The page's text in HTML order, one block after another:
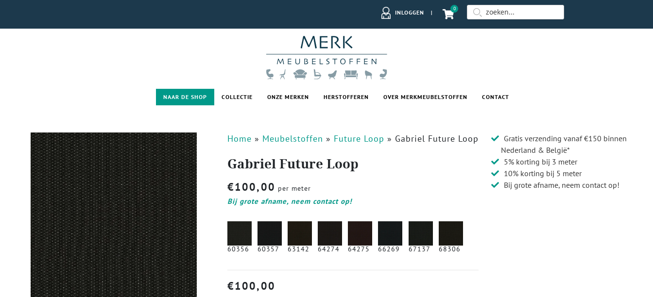
INLOGGEN |
0
NAAR DE SHOP COLLECTIE ONZE MERKEN HERSTOFFEREN OVER MERKMEUBELSTOFFEN CONTACT
Home » Meubelstoffen » Future Loop » Gabriel Future Loop
Gabriel Future Loop
€100,00 per meter
Bij grote afname, neem contact op!
60356 60357 63142 64274 64275 66269 67137 68306
€100,00
Gratis verzending vanaf €150 binnen
Nederland & België*
5% korting bij 3 meter
10% korting bij 5 meter
Bij grote afname, neem contact op!